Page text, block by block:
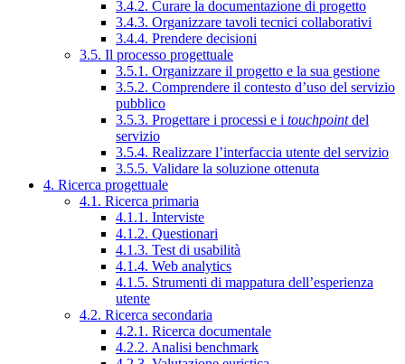
3.4.2. Curare la documentazione di progetto
3.4.3. Organizzare tavoli tecnici collaborativi
3.4.4. Prendere decisioni
3.5. Il processo progettuale
3.5.1. Organizzare il progetto e la sua gestione
3.5.2. Comprendere il contesto d’uso del servizio
pubblico
3.5.3. Progettare i processi e i touchpointdel
servizio
3.5.4. Realizzare l’interfaccia utente del servizio
3.5.5. Validare la soluzione ottenuta
4. Ricerca progettuale
4.1. Ricerca primaria
4.1.1. Interviste
4.1.2. Questionari
4.1.3. Test di usabilità
4.1.4. Web analytics
4.1.5. Strumenti di mappatura dell’esperienza
utente
4.2. Ricerca secondaria
4.2.1. Ricerca documentale
4.2.2. Analisi benchmark